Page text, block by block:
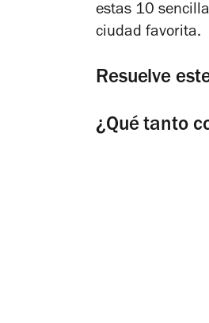
estas 10
ciudad favorita.
Resuelve
¿Qué tanto